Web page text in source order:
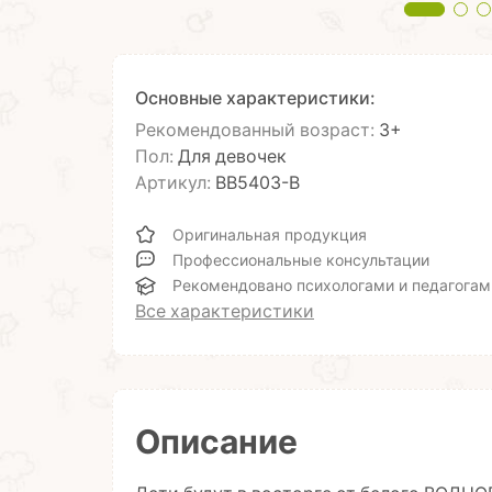
Основные характеристики:
Рекомендованный возраст: 3+
Пол: Для девочек
Артикул: ВВ5403-В
Оригинальная продукция
Профессиональные консультации
Рекомендовано психологами и
Все характеристики
Описание